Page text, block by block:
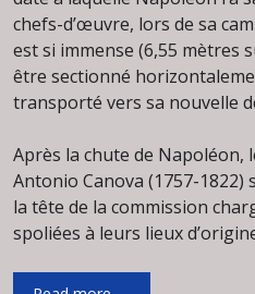
chefs-d’œuvre, lors de sa
est si immense (6,55 mètres
être sectionné
transporté vers sa nouvelle
Après la chute de Napoléon,
Antonio Canova (1757-1822)
la tête de la commission
spoliées à leurs lieux